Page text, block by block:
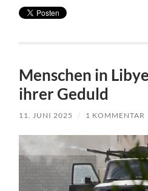
Menschen in
ihrer Geduld
11. JUNI 2025 / 1 KOMMENTAR